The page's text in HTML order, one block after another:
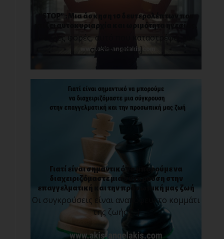
“STOP” : Μια άσκηση 10 δευτερολέπτων που
χτίζει αυτοκυριαρχία και ωριμότητα ηγεσίας.
Πολλές φορές, αυτό που καταστρέφει μια
σχέση, μια [...]
Γιατί είναι σημαντικό να μπορούμε να
διαχειριζόμαστε μια σύγκρουση στην
επαγγελματική και την προσωπική μας ζωή
Οι συγκρούσεις είναι αναπόφευκτο κομμάτι
της ζωής [...]